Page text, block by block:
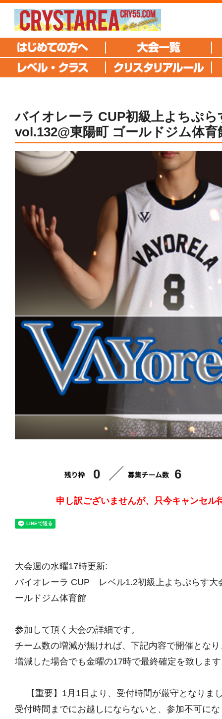
バイオレーラ CUP初級上よちぷら
vol.132@東陽町 ゴールドジム体育
0 6
申し訳ございませんが、只今キャンセル
大会週の水曜17時更新:
バイオレーラ CUP レベル1.2初級上よちぷらす大
ールドジム体育館
参加して頂く大会の詳細です。
チーム数の増減が無ければ、下記内容で開催とな
増減した場合でも金曜の17時で最終確定を致しま
【重要】1月1日より、受付時間が厳守となり
受付時間までにお越しにならないと、参加不可に